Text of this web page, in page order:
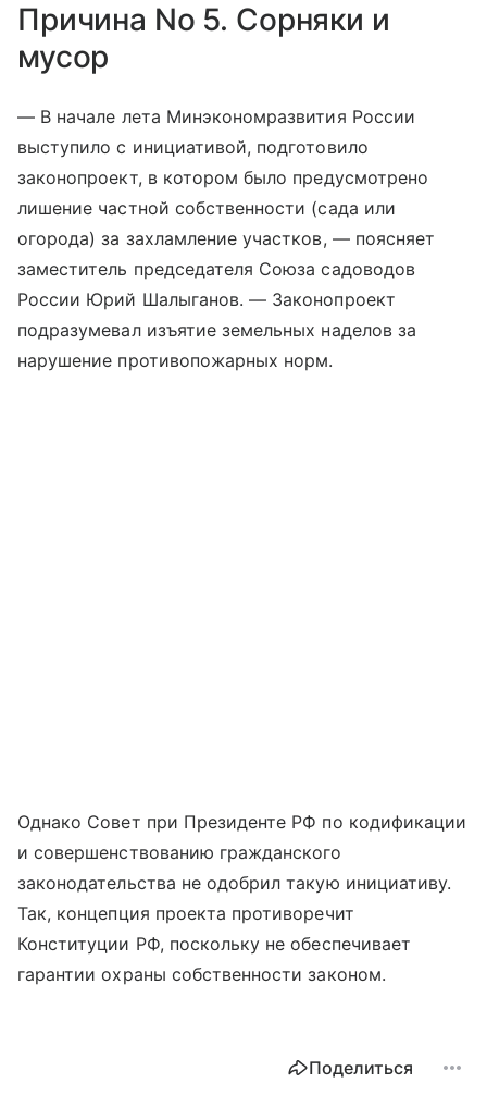
Причина No 5. Сорняки и
мусор
— В начале лета Минэкономразвития России
выступило с инициативой, подготовило
законопроект, в котором было предусмотрено
лишение частной собственности (сада или
огорода) за захламление участков, — поясняет
заместитель председателя Союза садоводов
России Юрий Шалыганов. — Законопроект
подразумевал изъятие земельных наделов за
нарушение противопожарных норм.
Однако Совет при Президенте РФ по кодификации
и совершенствованию гражданского
законодательства не одобрил такую инициативу.
Так, концепция проекта противоречит
Конституции РФ, поскольку не обеспечивает
гарантии охраны собственности законом.
Поделиться